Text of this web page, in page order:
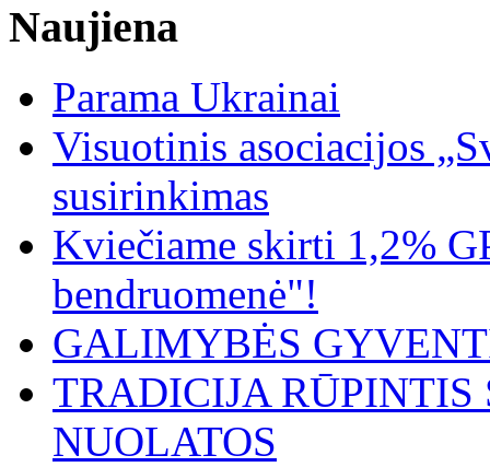
Naujiena
Parama Ukrainai
Visuotinis asociacijos
susirinkimas
Kviečiame skirti 1,2%
bendruomenė"!
GALIMYBĖS
TRADICIJA
NUOLATOS